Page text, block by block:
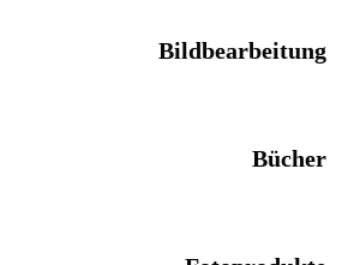
Bildbearbeitung
Bücher